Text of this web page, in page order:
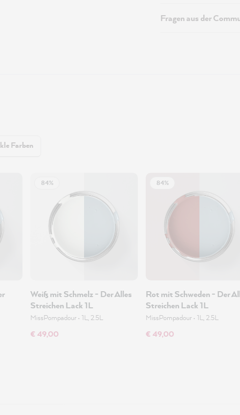
Fragen aus der
Farben
84%
Weiß mit Schmelz - Der Alles
Streichen Lack 1L
MissPompadour • 1L, 2.5L
€ 49,00
84%
Rot mit Schweden - Der
Streichen Lack 1L
MissPompadour • 1L, 2.5L
€ 49,00